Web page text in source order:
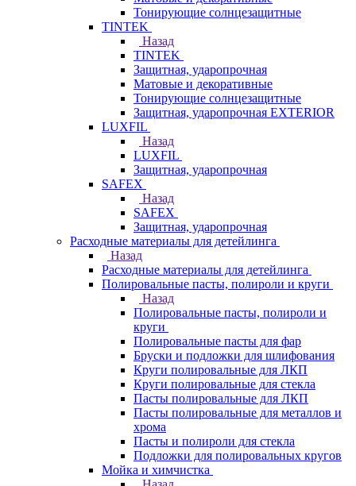
Тонирующие солнцезащитные
TINTEK
Назад
TINTEK
Защитная, ударопрочная
Матовые и декоративные
Тонирующие солнцезащитные
Защитная, ударопрочная EXTERIOR
LUXFIL
Назад
LUXFIL
Защитная, ударопрочная
SAFEX
Назад
SAFEX
Защитная, ударопрочная
Расходные материалы для детейлинга
Назад
Расходные материалы для детейлинга
Полировальные пасты, полироли и круги
Назад
Полировальные пасты, полироли и
круги
Полировальные пасты для фар
Бруски и подложки для шлифования
Круги полировальные для ЛКП
Круги полировальные для стекла
Пасты полировальные для ЛКП
Пасты полировальные для металлов и
хрома
Пасты и полироли для стекла
Подложки для полировальных кругов
Мойка и химчистка